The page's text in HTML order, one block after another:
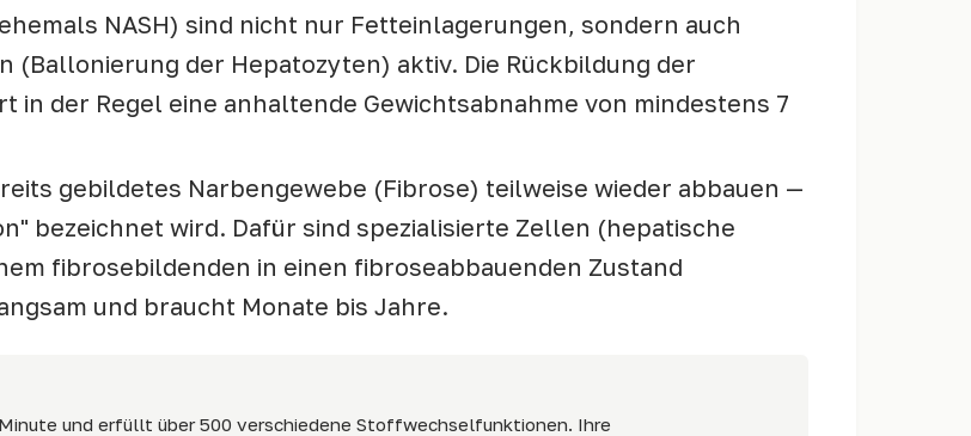
NASH) sind nicht nur Fetteinlagerungen, sondern auch
(Ballonierung der Hepatozyten) aktiv. Die Rückbildung der
in der Regel eine anhaltende Gewichtsabnahme von mindestens 7
gebildetes Narbengewebe (Fibrose) teilweise wieder abbauen —
bezeichnet wird. Dafür sind spezialisierte Zellen (hepatische
fibrosebildenden in einen fibroseabbauenden Zustand
und braucht Monate bis Jahre.
und erfüllt über 500 verschiedene Stoffwechselfunktionen. Ihre